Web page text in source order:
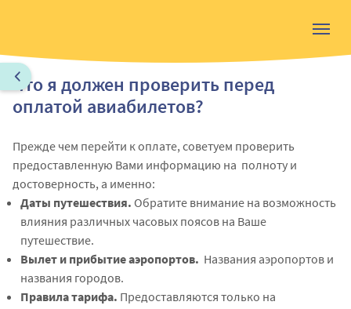
Что я должен проверить перед
оплатой авиабилетов?
Прежде чем перейти к оплате, советуем проверить
предоставленную Вами информацию на полноту и
достоверность, а именно:
Даты путешествия. Обратите внимание на возможность
влияния различных часовых поясов на Ваше
путешествие.
Вылет и прибытие аэропортов. Названия аэропортов и
названия городов.
Правила тарифа. Предоставляются только на